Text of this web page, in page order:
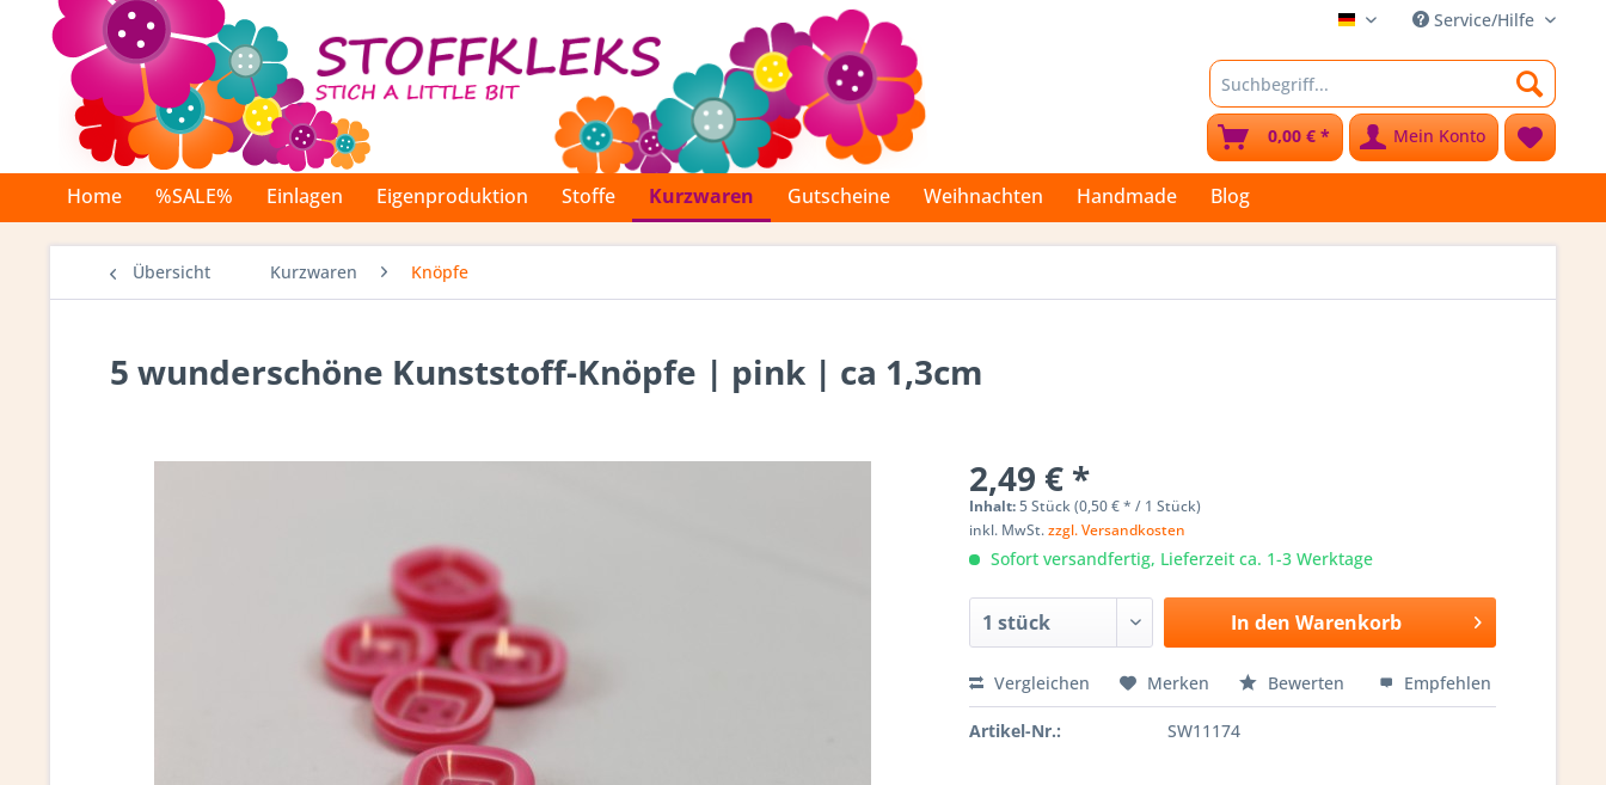
Stoffkleks Service/Hilfe
Mein Konto
0,00 € *
Home %SALE% Einlagen Eigenproduktion Stoffe Kurzwaren Gutscheine Weihnachten Handmade Blog
Übersicht Kurzwaren Knöpfe
5 wunderschöne Kunststoff-Knöpfe | pink | ca 1,3cm
2,49 € *
Inhalt:5 Stück (0,50 € * / 1 Stück)
inkl. MwSt.zzgl. Versandkosten
Sofort versandfertig, Lieferzeit ca. 1-3 Werktage
In den Warenkorb
Vergleichen Merken Bewerten Empfehlen
Artikel-Nr.: SW11174